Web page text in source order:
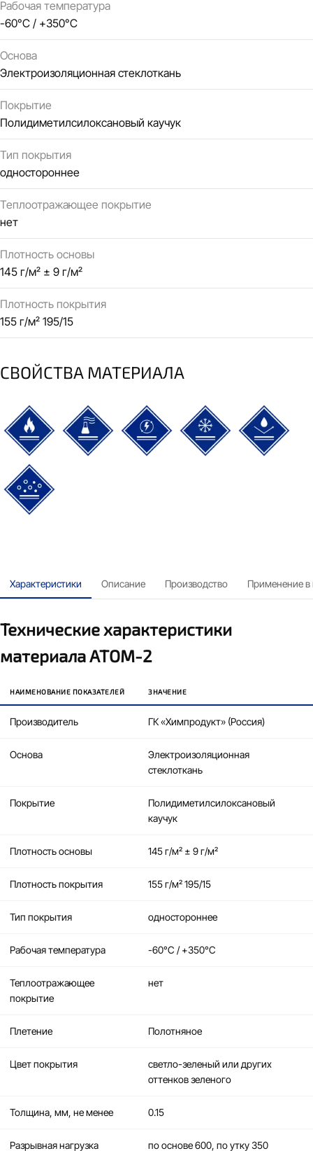
Рабочая температура
-60°C / +350°C
Основа
Электроизоляционная стеклоткань
Покрытие
Полидиметилсилоксановый каучук
Тип покрытия
одностороннее
Теплоотражающее покрытие
нет
Плотность основы
145 г/м² ± 9 г/м²
Плотность покрытия
155 г/м² 195/15
СВОЙСТВА МАТЕРИАЛА
термостойкийхимически стойкийэлектроизоляционный
морозостойкий
газонепроницаемый
Характеристики Описание Производство Применение в
Технические характеристики
материала АТОМ-2
НАИМЕНОВАНИЕ ПОКАЗАТЕЛЕЙ ЗНАЧЕНИЕ
Производитель ГК «Химпродукт» (Россия)
Основа
Электроизоляционная
стеклоткань
Покрытие
Полидиметилсилоксановый
каучук
Плотность основы 145 г/м² ± 9 г/м²
Плотность покрытия 155 г/м² 195/15
Тип покрытия одностороннее
Рабочая температура -60°C / +350°C
Теплоотражающее
покрытие
нет
Плетение Полотняное
Цвет покрытия
светло-зеленый или других
оттенков зеленого
Толщина, мм, не менее 0.15
Разрывная нагрузка по основе 600, по утку 350